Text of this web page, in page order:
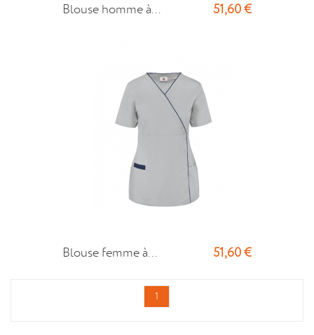
Blouse homme à... 51,60 €
Blouse femme à... 51,60 €
1